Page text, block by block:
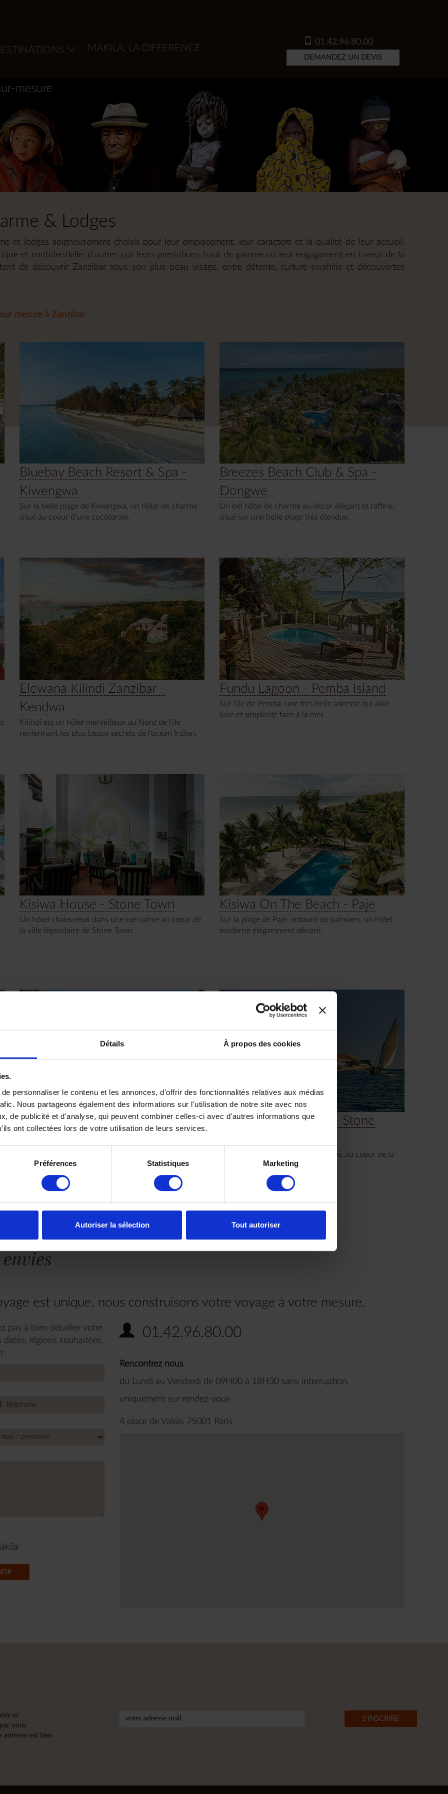
Détails À propos des cookies
personnaliser le contenu et les annonces, d'offrir des fonctionnalités relatives aux médias
Nous partageons également des informations sur l'utilisation de notre site avec nos
de publicité et d'analyse, qui peuvent combiner celles-ci avec d'autres informations que
ont collectées lors de votre utilisation de leurs services.
Préférences Statistiques Marketing
Autoriser la sélection Tout autoriser
MAKILA, LA DIFFERENCE
01.42.96.80.00
DEMANDEZ UN DEVIS
mesure
& Lodges
et lodges soigneusement choisis pour leur emplacement, leur caractère et la qualité de leur accueil.
et confidentielle, d’autres par leurs prestations haut de gamme ou leur engagement en faveur de la
de découvrir Zanzibar sous son plus beau visage, entre détente, culture swahilie et découvertes
mesure à Zanzibar
Bluebay Beach Resort & Spa -
Kiwengwa
Sur la belle plage de Kiwengwa, un hôtel de charme
situé au coeur d’une cocoteraie.
Breezes Beach Club & Spa -
Dongwe
Un bel hôtel de charme au décor élégant et raffiné,
situé sur une belle plage très étendue.
Elewana Kilindi Zanzibar -
Kendwa
Kilindi est un hôtel merveilleux au Nord de l’île
renfermant les plus beaux secrets de l’océan Indien.
Fundu Lagoon - Pemba Island
Sur l’île de Pemba, une très belle adresse qui allie
luxe et simplicité face à la mer.
Kisiwa House - Stone Town
Un hôtel chaleureux dans une rue calme au cœur de
la ville légendaire de Stone Town.
Kisiwa On The Beach - Paje
Sur la plage de Paje, entouré de palmiers, un hôtel
moderne élégamment décoré.
Nur Beach Hotel - Jambiani
hôtel, simple et agréable.
Park Hyatt Zanzibar - Stone
Un superbe hôtel, élégant et raffiné, au coeur de la
vieille ville et face à la mer.
est unique, nous construisons votre voyage à votre mesure.
pas à bien détailler votre
régions souhaitées,
01.42.96.80.00
Rencontrez nous
du Lundi au Vendredi de 09H00 à 18H30 sans interruption,
uniquement sur rendez-vous
4 place de Valois 75001 Paris
et
mois
adresse est bien